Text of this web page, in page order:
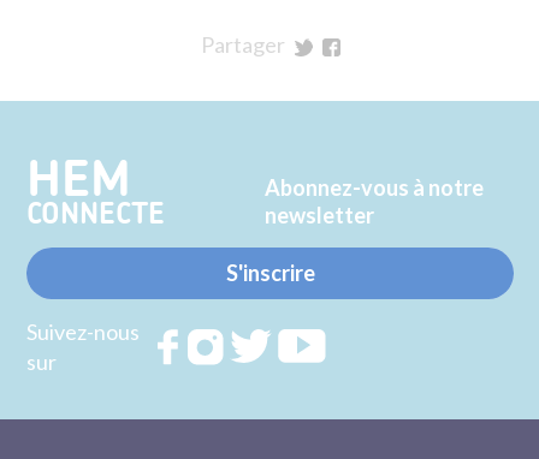
Partager
Twitter
Facebook
HEM
CONNECTE
Abonnez-vous à notre
newsletter
S'inscrire
Suivez-nous
sur
RejoignezRejoignezRejoignez